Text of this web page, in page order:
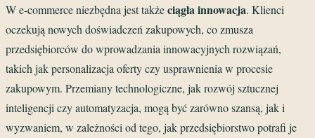
W e-commerce niezbędna jest takżeciągła innowacja. Klienci
oczekują nowych doświadczeń zakupowych, co zmusza
przedsiębiorców do wprowadzania innowacyjnych rozwiązań,
takich jak personalizacja oferty czy usprawnienia w procesie
zakupowym. Przemiany technologiczne, jak rozwój sztucznej
inteligencji czy automatyzacja, mogą być zarówno szansą, jak i
wyzwaniem, w zależności od tego, jak przedsiębiorstwo potrafi je